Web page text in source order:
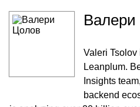
Valeri Tsolov
Leanplum.
Insights
backend